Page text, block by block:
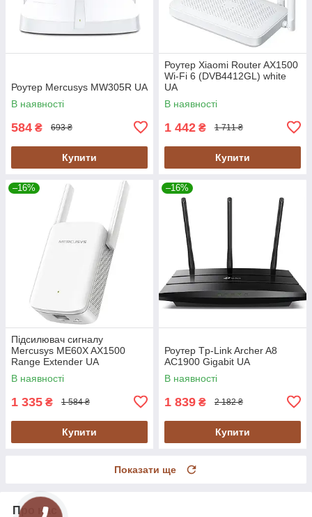
Роутер Mercusys MW305R UA
В наявності
584 ₴ 693 ₴
Купити
Роутер Xiaomi Router AX1500
Wi-Fi 6 (DVB4412GL) white
UA
В наявності
1 442 ₴ 1 711 ₴
Купити
–16%
Підсилювач сигналу
Mercusys ME60X AX1500
Range Extender UA
В наявності
1 335 ₴ 1 584 ₴
Купити
–16%
Роутер Tp-Link Archer A8
AC1900 Gigabit UA
В наявності
1 839 ₴ 2 182 ₴
Купити
Показати ще
Про нас